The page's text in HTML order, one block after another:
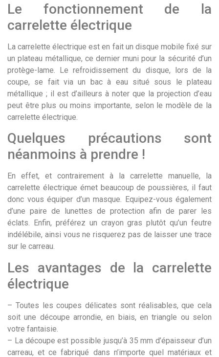
Le fonctionnement de la
carrelette électrique
La carrelette électrique est en fait un disque mobile fixé sur
un plateau métallique, ce dernier muni pour la sécurité d’un
protège-lame. Le refroidissement du disque, lors de la
coupe, se fait via un bac à eau situé sous le plateau
métallique ; il est d’ailleurs à noter que la projection d’eau
peut être plus ou moins importante, selon le modèle de la
carrelette électrique.
Quelques précautions sont
néanmoins à prendre !
En effet, et contrairement à la carrelette manuelle, la
carrelette électrique émet beaucoup de poussières, il faut
donc vous équiper d’un masque. Equipez-vous également
d’une paire de lunettes de protection afin de parer les
éclats. Enfin, préférez un crayon gras plutôt qu’un feutre
indélébile, ainsi vous ne risquerez pas de laisser une trace
sur le carreau.
Les avantages de la carrelette
électrique
– Toutes les coupes délicates sont réalisables, que cela
soit une découpe arrondie, en biais, en triangle ou selon
votre fantaisie.
– La découpe est possible jusqu’à 35 mm d’épaisseur d’un
carreau, et ce fabriqué dans n’importe quel matériaux et